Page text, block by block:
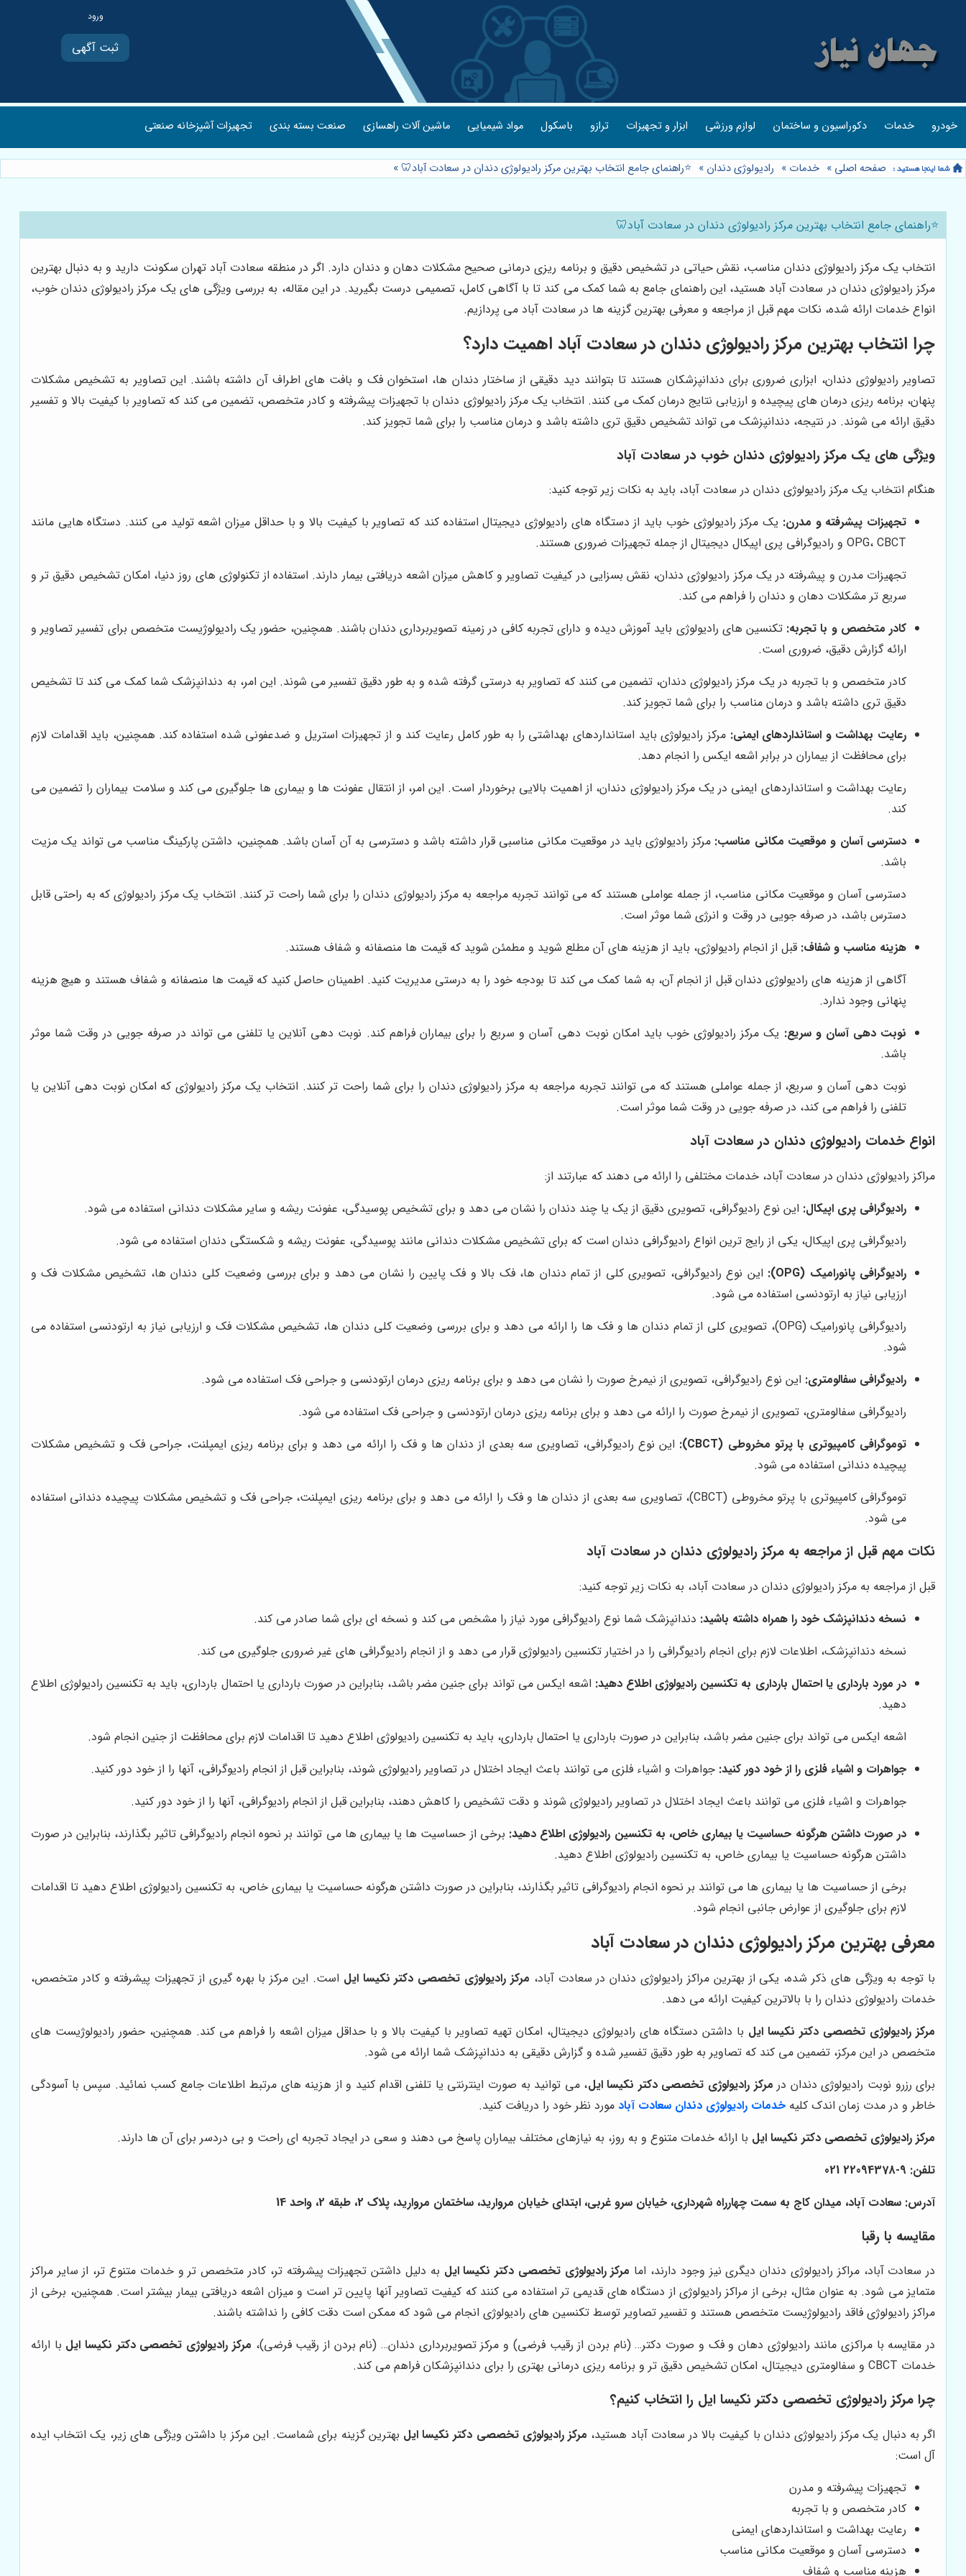
ثبت آگهی
خودرو خدمات دکوراسیون و ساختمان لوازم ورزشی ابزار و تجهیزات ترازو باسکول مواد شیمیایی ماشین آلات راهسازی صنعت بسته بندی تجهیزات آشپزخانه صنعتی
صفحه اصلی » خدمات » رادیولوژی دندان » ⭐️راهنمای جامع انتخاب بهترین مرکز رادیولوژی دندان در سعادت آباد🦷 »
⭐️راهنمای جامع انتخاب بهترین مرکز رادیولوژی دندان در سعادت آباد🦷
انتخاب یک مرکز رادیولوژی دندان مناسب، نقش حیاتی در تشخیص دقیق و برنامه ریزی درمانی صحیح مشکلات دهان و دندان دارد. اگر در منطقه سعادت آباد تهران سکونت دارید و به دنبال بهترین
مرکز رادیولوژی دندان در سعادت آباد هستید، این راهنمای جامع به شما کمک می کند تا با آگاهی کامل، تصمیمی درست بگیرید. در این مقاله، به بررسی ویژگی های یک مرکز رادیولوژی دندان خوب،
انواع خدمات ارائه شده، نکات مهم قبل از مراجعه و معرفی بهترین گزینه ها در سعادت آباد می پردازیم.
چرا انتخاب بهترین مرکز رادیولوژی دندان در سعادت آباد اهمیت دارد؟
تصاویر رادیولوژی دندان، ابزاری ضروری برای دندانپزشکان هستند تا بتوانند دید دقیقی از ساختار دندان ها، استخوان فک و بافت های اطراف آن داشته باشند. این تصاویر به تشخیص مشکلات
پنهان، برنامه ریزی درمان های پیچیده و ارزیابی نتایج درمان کمک می کنند. انتخاب یک مرکز رادیولوژی دندان با تجهیزات پیشرفته و کادر متخصص، تضمین می کند که تصاویر با کیفیت بالا و تفسیر
دقیق ارائه می شوند. در نتیجه، دندانپزشک می تواند تشخیص دقیق تری داشته باشد و درمان مناسب را برای شما تجویز کند.
ویژگی های یک مرکز رادیولوژی دندان خوب در سعادت آباد
هنگام انتخاب یک مرکز رادیولوژی دندان در سعادت آباد، باید به نکات زیر توجه کنید:
تجهیزات پیشرفته و مدرن: یک مرکز رادیولوژی خوب باید از دستگاه های رادیولوژی دیجیتال استفاده کند که تصاویر با کیفیت بالا و با حداقل میزان اشعه تولید می کنند. دستگاه هایی مانند
OPG، CBCT و رادیوگرافی پری اپیکال دیجیتال از جمله تجهیزات ضروری هستند.
تجهیزات مدرن و پیشرفته در یک مرکز رادیولوژی دندان، نقش بسزایی در کیفیت تصاویر و کاهش میزان اشعه دریافتی بیمار دارند. استفاده از تکنولوژی های روز دنیا، امکان تشخیص دقیق تر و
سریع تر مشکلات دهان و دندان را فراهم می کند.
کادر متخصص و با تجربه: تکنسین های رادیولوژی باید آموزش دیده و دارای تجربه کافی در زمینه تصویربرداری دندان باشند. همچنین، حضور یک رادیولوژیست متخصص برای تفسیر تصاویر و
ارائه گزارش دقیق، ضروری است.
کادر متخصص و با تجربه در یک مرکز رادیولوژی دندان، تضمین می کنند که تصاویر به درستی گرفته شده و به طور دقیق تفسیر می شوند. این امر، به دندانپزشک شما کمک می کند تا تشخیص
دقیق تری داشته باشد و درمان مناسب را برای شما تجویز کند.
رعایت بهداشت و استانداردهای ایمنی: مرکز رادیولوژی باید استانداردهای بهداشتی را به طور کامل رعایت کند و از تجهیزات استریل و ضدعفونی شده استفاده کند. همچنین، باید اقدامات لازم
برای محافظت از بیماران در برابر اشعه ایکس را انجام دهد.
رعایت بهداشت و استانداردهای ایمنی در یک مرکز رادیولوژی دندان، از اهمیت بالایی برخوردار است. این امر، از انتقال عفونت ها و بیماری ها جلوگیری می کند و سلامت بیماران را تضمین می
کند.
دسترسی آسان و موقعیت مکانی مناسب: مرکز رادیولوژی باید در موقعیت مکانی مناسبی قرار داشته باشد و دسترسی به آن آسان باشد. همچنین، داشتن پارکینگ مناسب می تواند یک مزیت
باشد.
دسترسی آسان و موقعیت مکانی مناسب، از جمله عواملی هستند که می توانند تجربه مراجعه به مرکز رادیولوژی دندان را برای شما راحت تر کنند. انتخاب یک مرکز رادیولوژی که به راحتی قابل
دسترس باشد، در صرفه جویی در وقت و انرژی شما موثر است.
هزینه مناسب و شفاف: قبل از انجام رادیولوژی، باید از هزینه های آن مطلع شوید و مطمئن شوید که قیمت ها منصفانه و شفاف هستند.
آگاهی از هزینه های رادیولوژی دندان قبل از انجام آن، به شما کمک می کند تا بودجه خود را به درستی مدیریت کنید. اطمینان حاصل کنید که قیمت ها منصفانه و شفاف هستند و هیچ هزینه
پنهانی وجود ندارد.
نوبت دهی آسان و سریع: یک مرکز رادیولوژی خوب باید امکان نوبت دهی آسان و سریع را برای بیماران فراهم کند. نوبت دهی آنلاین یا تلفنی می تواند در صرفه جویی در وقت شما موثر
باشد.
نوبت دهی آسان و سریع، از جمله عواملی هستند که می توانند تجربه مراجعه به مرکز رادیولوژی دندان را برای شما راحت تر کنند. انتخاب یک مرکز رادیولوژی که امکان نوبت دهی آنلاین یا
تلفنی را فراهم می کند، در صرفه جویی در وقت شما موثر است.
انواع خدمات رادیولوژی دندان در سعادت آباد
مراکز رادیولوژی دندان در سعادت آباد، خدمات مختلفی را ارائه می دهند که عبارتند از:
رادیوگرافی پری اپیکال: این نوع رادیوگرافی، تصویری دقیق از یک یا چند دندان را نشان می دهد و برای تشخیص پوسیدگی، عفونت ریشه و سایر مشکلات دندانی استفاده می شود.
رادیوگرافی پری اپیکال، یکی از رایج ترین انواع رادیوگرافی دندان است که برای تشخیص مشکلات دندانی مانند پوسیدگی، عفونت ریشه و شکستگی دندان استفاده می شود.
رادیوگرافی پانورامیک (OPG):
این نوع رادیوگرافی، تصویری کلی از تمام دندان ها، فک بالا و فک پایین را نشان می دهد و برای بررسی وضعیت کلی دندان ها، تشخیص مشکلات فک و
ارزیابی نیاز به ارتودنسی استفاده می شود.
رادیوگرافی پانورامیک (OPG)، تصویری کلی از تمام دندان ها و فک ها را ارائه می دهد و برای بررسی وضعیت کلی دندان ها، تشخیص مشکلات فک و ارزیابی نیاز به ارتودنسی استفاده می
شود.
رادیوگرافی سفالومتری: این نوع رادیوگرافی، تصویری از نیمرخ صورت را نشان می دهد و برای برنامه ریزی درمان ارتودنسی و جراحی فک استفاده می شود.
رادیوگرافی سفالومتری، تصویری از نیمرخ صورت را ارائه می دهد و برای برنامه ریزی درمان ارتودنسی و جراحی فک استفاده می شود.
توموگرافی کامپیوتری با پرتو مخروطی (CBCT):
این نوع رادیوگرافی، تصاویری سه بعدی از دندان ها و فک را ارائه می دهد و برای برنامه ریزی ایمپلنت، جراحی فک و تشخیص مشکلات
پیچیده دندانی استفاده می شود.
توموگرافی کامپیوتری با پرتو مخروطی (CBCT)، تصاویری سه بعدی از دندان ها و فک را ارائه می دهد و برای برنامه ریزی ایمپلنت، جراحی فک و تشخیص مشکلات پیچیده دندانی استفاده
می شود.
نکات مهم قبل از مراجعه به مرکز رادیولوژی دندان در سعادت آباد
قبل از مراجعه به مرکز رادیولوژی دندان در سعادت آباد، به نکات زیر توجه کنید:
نسخه دندانپزشک خود را همراه داشته باشید: دندانپزشک شما نوع رادیوگرافی مورد نیاز را مشخص می کند و نسخه ای برای شما صادر می کند.
نسخه دندانپزشک، اطلاعات لازم برای انجام رادیوگرافی را در اختیار تکنسین رادیولوژی قرار می دهد و از انجام رادیوگرافی های غیر ضروری جلوگیری می کند.
در مورد بارداری یا احتمال بارداری به تکنسین رادیولوژی اطلاع دهید: اشعه ایکس می تواند برای جنین مضر باشد، بنابراین در صورت بارداری یا احتمال بارداری، باید به تکنسین رادیولوژی اطلاع
دهید.
اشعه ایکس می تواند برای جنین مضر باشد، بنابراین در صورت بارداری یا احتمال بارداری، باید به تکنسین رادیولوژی اطلاع دهید تا اقدامات لازم برای محافظت از جنین انجام شود.
جواهرات و اشیاء فلزی را از خود دور کنید: جواهرات و اشیاء فلزی می توانند باعث ایجاد اختلال در تصاویر رادیولوژی شوند، بنابراین قبل از انجام رادیوگرافی، آنها را از خود دور کنید.
جواهرات و اشیاء فلزی می توانند باعث ایجاد اختلال در تصاویر رادیولوژی شوند و دقت تشخیص را کاهش دهند، بنابراین قبل از انجام رادیوگرافی، آنها را از خود دور کنید.
در صورت داشتن هرگونه حساسیت یا بیماری خاص، به تکنسین رادیولوژی اطلاع دهید: برخی از حساسیت ها یا بیماری ها می توانند بر نحوه انجام رادیوگرافی تاثیر بگذارند، بنابراین در صورت
داشتن هرگونه حساسیت یا بیماری خاص، به تکنسین رادیولوژی اطلاع دهید.
برخی از حساسیت ها یا بیماری ها می توانند بر نحوه انجام رادیوگرافی تاثیر بگذارند، بنابراین در صورت داشتن هرگونه حساسیت یا بیماری خاص، به تکنسین رادیولوژی اطلاع دهید تا اقدامات
لازم برای جلوگیری از عوارض جانبی انجام شود.
معرفی بهترین مرکز رادیولوژی دندان در سعادت آباد
با توجه به ویژگی های ذکر شده، یکی از بهترین مراکز رادیولوژی دندان در سعادت آباد، مرکز رادیولوژی تخصصی دکتر نکیسا ایل است. این مرکز با بهره گیری از تجهیزات پیشرفته و کادر متخصص،
خدمات رادیولوژی دندان را با بالاترین کیفیت ارائه می دهد.
مرکز رادیولوژی تخصصی دکتر نکیسا ایل با داشتن دستگاه های رادیولوژی دیجیتال، امکان تهیه تصاویر با کیفیت بالا و با حداقل میزان اشعه را فراهم می کند. همچنین، حضور رادیولوژیست های
متخصص در این مرکز، تضمین می کند که تصاویر به طور دقیق تفسیر شده و گزارش دقیقی به دندانپزشک شما ارائه می شود.
برای رزرو نوبت رادیولوژی دندان در مرکز رادیولوژی تخصصی دکتر نکیسا ایل، می توانید به صورت اینترنتی یا تلفنی اقدام کنید و از هزینه های مرتبط اطلاعات جامع کسب نمائید. سپس با آسودگی
خاطر و در مدت زمان اندک کلیه خدمات رادیولوژی دندان سعادت آبادمورد نظر خود را دریافت کنید.
مرکز رادیولوژی تخصصی دکتر نکیسا ایل با ارائه خدمات متنوع و به روز، به نیازهای مختلف بیماران پاسخ می دهند و سعی در ایجاد تجربه ای راحت و بی دردسر برای آن ها دارند.
تلفن: 9-22094378 021
آدرس: سعادت آباد، میدان کاج به سمت چهارراه شهرداری، خیابان سرو غربی، ابتدای خیابان مروارید، ساختمان مروارید، پلاک 2، طبقه 2، واحد 14
مقایسه با رقبا
در سعادت آباد، مراکز رادیولوژی دندان دیگری نیز وجود دارند، اما مرکز رادیولوژی تخصصی دکتر نکیسا ایل به دلیل داشتن تجهیزات پیشرفته تر، کادر متخصص تر و خدمات متنوع تر، از سایر مراکز
متمایز می شود. به عنوان مثال، برخی از مراکز رادیولوژی از دستگاه های قدیمی تر استفاده می کنند که کیفیت تصاویر آنها پایین تر است و میزان اشعه دریافتی بیمار بیشتر است. همچنین، برخی از
مراکز رادیولوژی فاقد رادیولوژیست متخصص هستند و تفسیر تصاویر توسط تکنسین های رادیولوژی انجام می شود که ممکن است دقت کافی را نداشته باشند.
در مقایسه با مراکزی مانند رادیولوژی دهان و فک و صورت دکتر… (نام بردن از رقیب فرضی) و مرکز تصویربرداری دندان… (نام بردن از رقیب فرضی)، مرکز رادیولوژی تخصصی دکتر نکیسا ایل با ارائه
خدمات CBCT و سفالومتری دیجیتال، امکان تشخیص دقیق تر و برنامه ریزی درمانی بهتری را برای دندانپزشکان فراهم می کند.
چرا مرکز رادیولوژی تخصصی دکتر نکیسا ایل را انتخاب کنیم؟
اگر به دنبال یک مرکز رادیولوژی دندان با کیفیت بالا در سعادت آباد هستید، مرکز رادیولوژی تخصصی دکتر نکیسا ایل بهترین گزینه برای شماست. این مرکز با داشتن ویژگی های زیر، یک انتخاب ایده
آل است:
تجهیزات پیشرفته و مدرن
کادر متخصص و با تجربه
رعایت بهداشت و استانداردهای ایمنی
دسترسی آسان و موقعیت مکانی مناسب
هزینه مناسب و شفاف